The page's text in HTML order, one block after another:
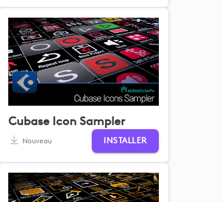
Cubase Icon Sampler
Nouveau INSTALLER